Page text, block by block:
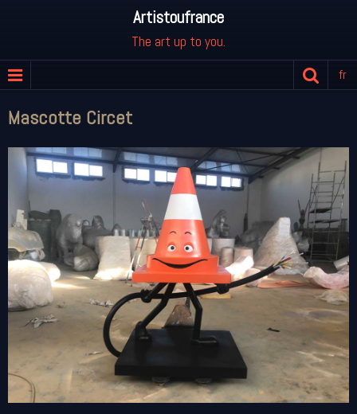
Artistoufrance
The art up to you.
fr
Mascotte Circet